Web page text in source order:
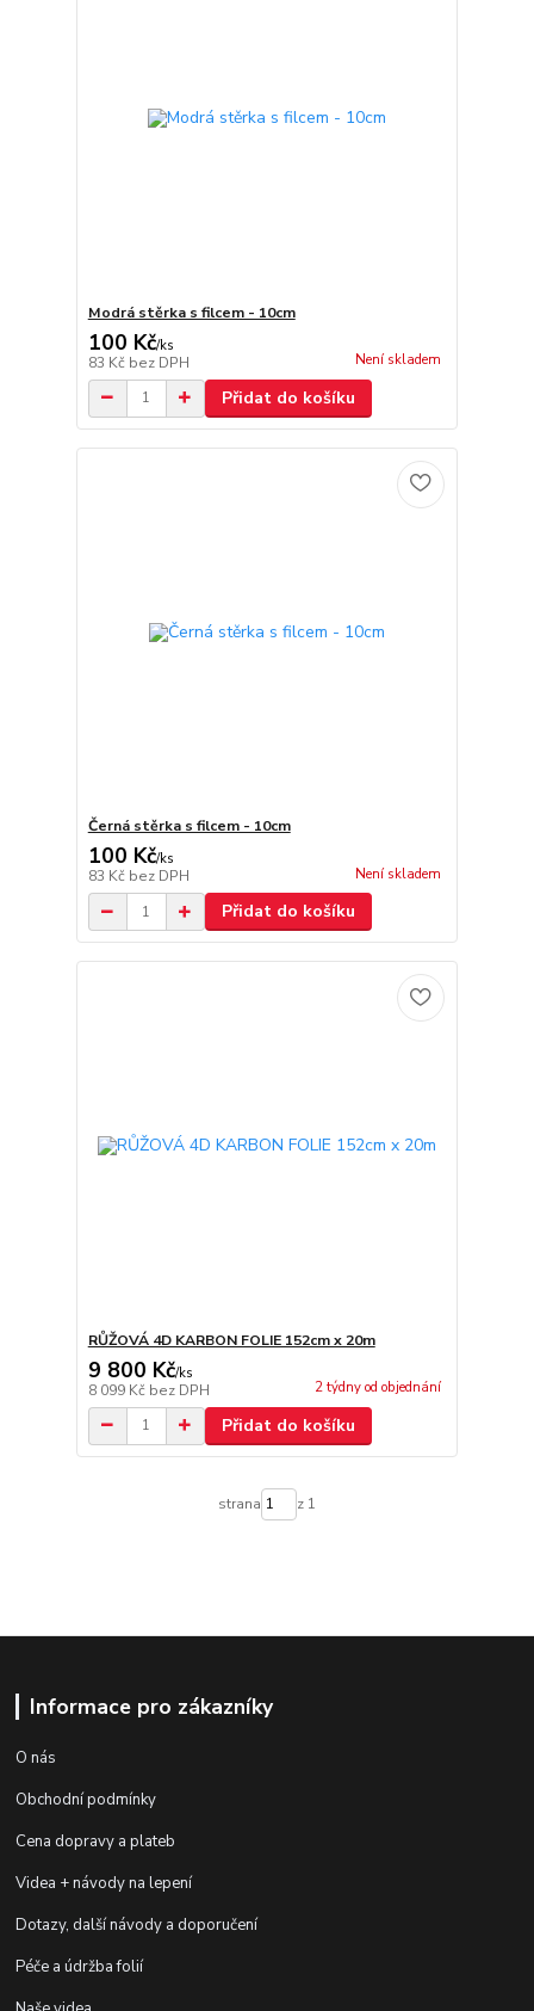
Modrá stěrka s filcem - 10cm
100 Kč/ks
83 Kč bez DPH Není skladem
Přidat do košíku
Černá stěrka s filcem - 10cm
100 Kč/ks
83 Kč bez DPH Není skladem
Přidat do košíku
RŮŽOVÁ 4D KARBON FOLIE 152cm x 20m
9 800 Kč/ks
8 099 Kč bez DPH 2 týdny od objednání
Přidat do košíku
strana z 1
Informace pro zákazníky
O nás
Obchodní podmínky
Cena dopravy a plateb
Videa + návody na lepení
Dotazy, další návody a doporučení
Péče a údržba folií